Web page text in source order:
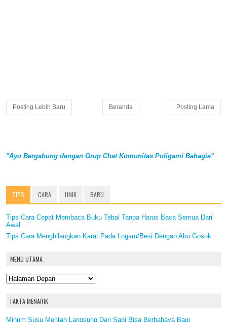
Posting Lebih Baru Posting Lama
Beranda
"Ayo Bergabung dengan Grup Chat Komunitas Poligami Bahagia"
TIPS CARA UNIK BARU
Tips Cara Cepat Membaca Buku Tebal Tanpa Harus Baca Semua Dari
Awal
Tips Cara Menghilangkan Karat Pada Logam/Besi Dengan Abu Gosok
MENU UTAMA
FAKTA MENARIK
Minum Susu Mentah Langsung Dari Sapi Bisa Berbahaya Bagi